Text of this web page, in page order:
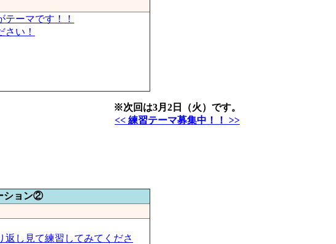
ーマです！！
い！
※次回は3月2日（火）です。
<< 練習テーマ募集中！！ >>
ション②
返し見て練習してみてくださ